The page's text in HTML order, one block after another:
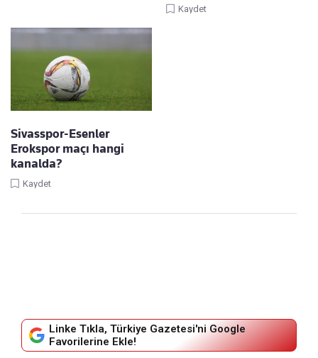
Kaydet
Sivasspor-Esenler
Erokspor maçı hangi
kanalda?
Kaydet
Linke Tıkla, Türkiye Gazetesi'ni Google
Favorilerine Ekle!